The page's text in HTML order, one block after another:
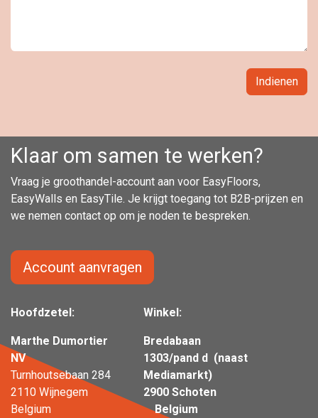
Indienen
Klaar om samen te werken?
Vraag je groothandel-account aan voor EasyFloors,
EasyWalls en EasyTile. Je krijgt toegang tot B2B-prijzen en
we nemen contact op om je noden te bespreken.
Hoofdzetel:
Marthe Dumortier
NV
Turnhoutsebaan 284
2110 Wijnegem
Belgium
Winkel:
Bredabaan
1303/pand d (naast
Mediamarkt)
2900 Schoten
Belgium
Account aanvragen